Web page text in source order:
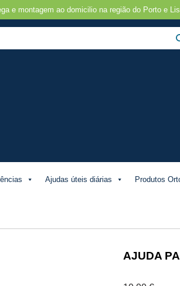
e montagem ao domicilio na região do Porto e
Ajudas úteis diárias Produtos
AJUDA